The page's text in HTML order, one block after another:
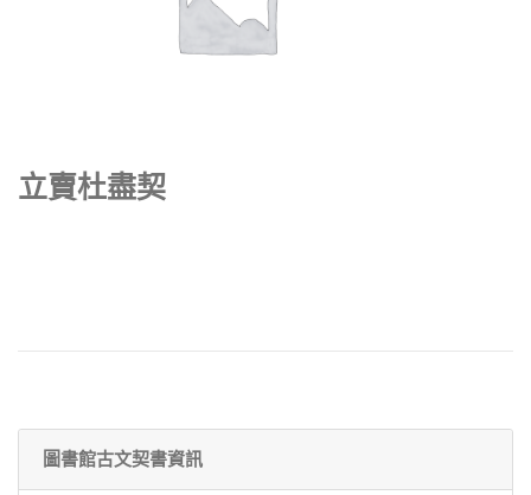
立賣杜盡契
圖書館古文契書資訊